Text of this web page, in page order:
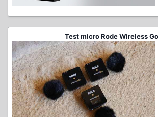
Test micro Rode Wireless